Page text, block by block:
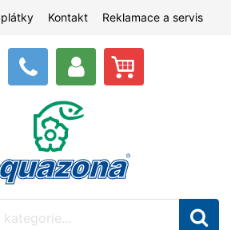
Kontakt Reklamace a servis